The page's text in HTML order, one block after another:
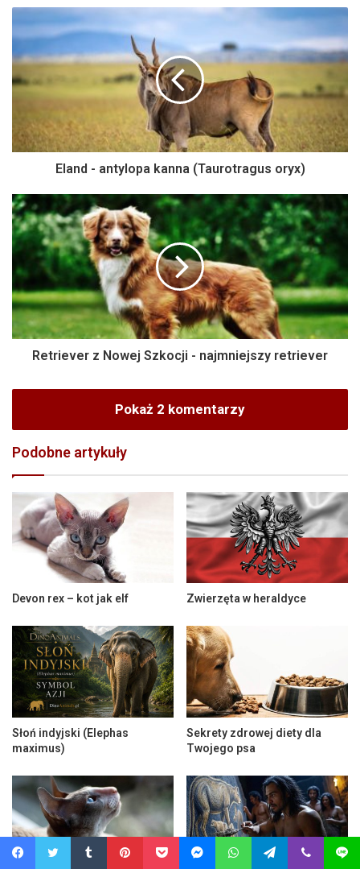
Eland - antylopa kanna (Taurotragus oryx)
Retriever z Nowej Szkocji - najmniejszy retriever
Pokaż 2 komentarzy
Podobne artykuły
Devon rex – kot jak elf Zwierzęta w heraldyce
Słoń indyjski (Elephas
maximus)
Sekrety zdrowej diety dla
Twojego psa